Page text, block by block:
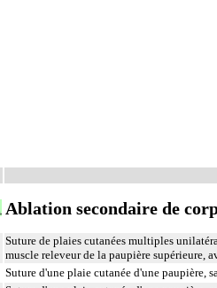
Ablation secondaire de
Suture de plaies cutanées multiples
muscle releveur de la paupière supérieure,
Suture d'une plaie cutanée d'une paupière,